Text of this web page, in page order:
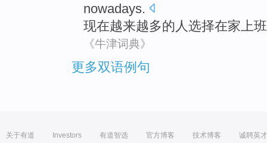
nowadays.
现在越来越多的 人 选择在家 上班
《牛津词典》
更多双语例句
关于有道 Investors 有道智选 官方博客 技术博客 诚聘英才